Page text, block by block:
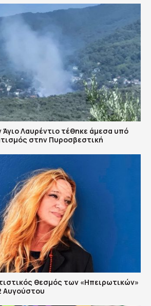
Λαυρέντιο τέθηκε άμεσα υπό
στην Πυροσβεστική
θεσμός των «Ηπειρωτικών»
Αυγούστου